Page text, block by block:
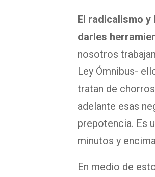
El radicalismo y
darles
nosotros
Ley Ómnibus-
tratan de
adelante esas
prepotencia. Es
minutos y
En medio de